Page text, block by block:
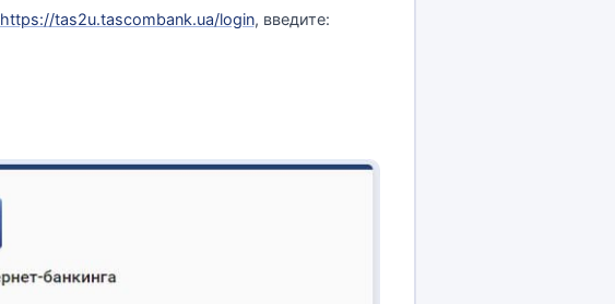
https://tas2u.tascombank.ua/login, введите: